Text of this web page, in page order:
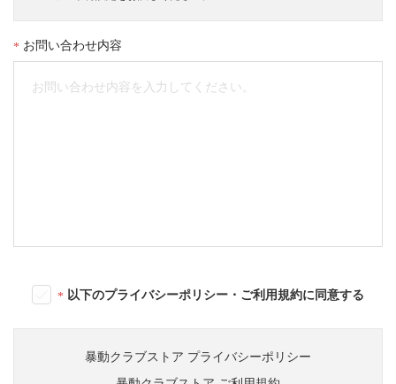
お問い合わせ内容
以下のプライバシーポリシー・ご利用規約に同意する
暴動クラブストア プライバシーポリシー